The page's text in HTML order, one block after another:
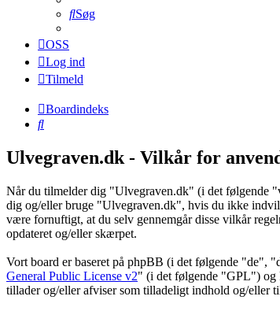
Søg
OSS
Log ind
Tilmeld
Boardindeks
Søg
Ulvegraven.dk - Vilkår for
Når du tilmelder dig "Ulvegraven.dk" (i det følgende
dig og/eller bruge "Ulvegraven.dk", hvis du ikke
være fornuftigt, at du selv gennemgår disse vilkår
opdateret og/eller skærpet.
Vort board er baseret på phpBB (i det følgende
General Public License v2" (i det følgende "GPL") og
tillader og/eller afviser som tilladeligt indhold og/eller